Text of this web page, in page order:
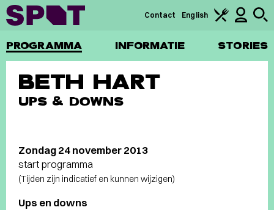
PROGRAMMA INFORMATIE STORIES
Contact English
BETH HART
UPS & DOWNS
Zondag 24 november 2013
start programma
(Tijden zijn indicatief en kunnen wijzigen)
Ups en downs